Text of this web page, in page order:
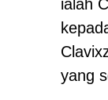
ialah
yang